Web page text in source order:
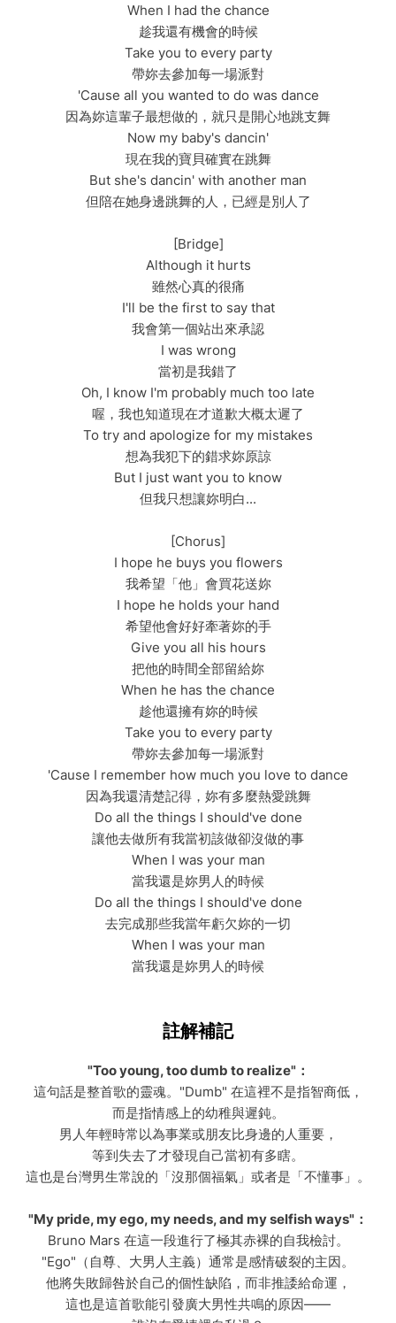
When I had the chance
趁我還有機會的時候
Take you to every party
帶妳去參加每一場派對
'Cause all you wanted to do was dance
因為妳這輩子最想做的，就只是開心地跳支舞
Now my baby's dancin'
現在我的寶貝確實在跳舞
But she's dancin' with another man
但陪在她身邊跳舞的人，已經是別人了
[Bridge]
Although it hurts
雖然心真的很痛
I'll be the first to say that
我會第一個站出來承認
I was wrong
當初是我錯了
Oh, I know I'm probably much too late
喔，我也知道現在才道歉大概太遲了
To try and apologize for my mistakes
想為我犯下的錯求妳原諒
But I just want you to know
但我只想讓妳明白...
[Chorus]
I hope he buys you flowers
我希望「他」會買花送妳
I hope he holds your hand
希望他會好好牽著妳的手
Give you all his hours
把他的時間全部留給妳
When he has the chance
趁他還擁有妳的時候
Take you to every party
帶妳去參加每一場派對
'Cause I remember how much you love to dance
因為我還清楚記得，妳有多麼熱愛跳舞
Do all the things I should've done
讓他去做所有我當初該做卻沒做的事
When I was your man
當我還是妳男人的時候
Do all the things I should've done
去完成那些我當年虧欠妳的一切
When I was your man
當我還是妳男人的時候
註解補記
"Too young, too dumb to realize"：
這句話是整首歌的靈魂。"Dumb" 在這裡不是指智商低，
而是指情感上的幼稚與遲鈍。
男人年輕時常以為事業或朋友比身邊的人重要，
等到失去了才發現自己當初有多瞎。
這也是台灣男生常說的「沒那個福氣」或者是「不懂事」。
"My pride, my ego, my needs, and my selfish ways"：
Bruno Mars 在這一段進行了極其赤裸的自我檢討。
"Ego"（自尊、大男人主義）通常是感情破裂的主因。
他將失敗歸咎於自己的個性缺陷，而非推諉給命運，
這也是這首歌能引發廣大男性共鳴的原因——